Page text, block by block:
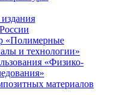
«Полимерные
и технологии»
«Физико-
материалов